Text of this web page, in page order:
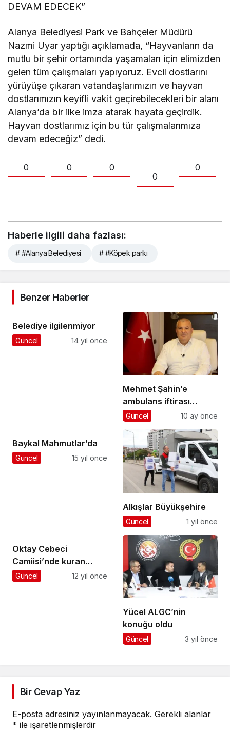
DEVAM EDECEK”
Alanya Belediyesi Park ve Bahçeler Müdürü
Nazmi Uyar yaptığı açıklamada, “Hayvanların da
mutlu bir şehir ortamında yaşamaları için elimizden
gelen tüm çalışmaları yapıyoruz. Evcil dostlarını
yürüyüşe çıkaran vatandaşlarımızın ve hayvan
dostlarımızın keyifli vakit geçirebilecekleri bir alanı
Alanya’da bir ilke imza atarak hayata geçirdik.
Hayvan dostlarımız için bu tür çalışmalarımıza
devam edeceğiz” dedi.
0 0
0
0
0
Haberle ilgili daha fazlası:
# #Alanya Belediyesi # #Köpek parkı
Benzer Haberler
Belediye ilgilenmiyor
Güncel 14 yıl önce
Mehmet Şahin’e
ambulans iftirası
İNCEKUM’dan dönd
Güncel 10 ay önce
Baykal Mahmutlar’da
Güncel 15 yıl önce
Alkışlar Büyükşehire
Güncel 1 yıl önce
Oktay Cebeci
Camiisi’nde kuran
kursları
Güncel 12 yıl önce
Yücel ALGC’nin
konuğu oldu
Güncel 3 yıl önce
Bir Cevap Yaz
E-posta adresiniz yayınlanmayacak. Gerekli alanlar
* ile işaretlenmişlerdir